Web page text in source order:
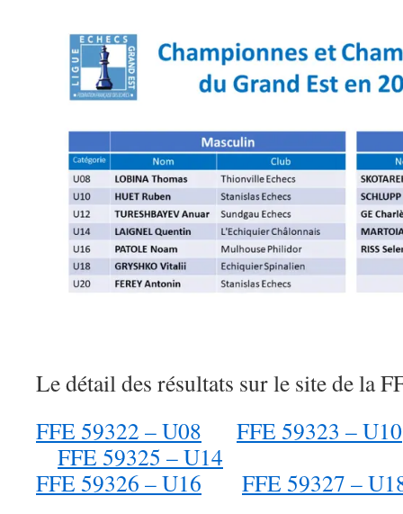
Le détail des résultats sur le site de la
FFE 59322 – U08
FFE 59323 – U10
FFE 59325 – U14
FFE 59326 – U16
FFE 59327 –